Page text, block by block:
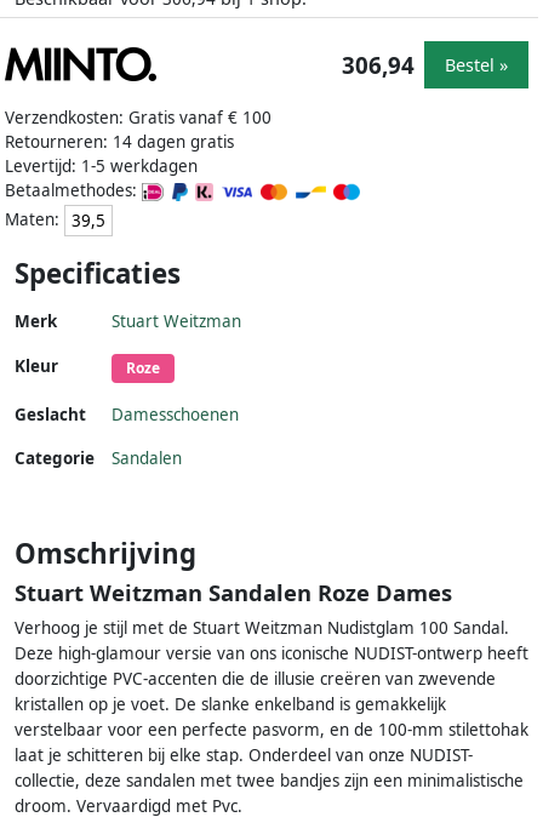
Verzendkosten: Gratis vanaf € 100
Retourneren: 14 dagen gratis
Levertijd: 1-5 werkdagen
Betaalmethodes:
Maten:
39,5
306,94 Bestel »
Specificaties
Merk Stuart Weitzman
Kleur Roze
Geslacht
Damesschoenen
Categorie
Sandalen
Omschrijving
Stuart Weitzman Sandalen Roze Dames
Verhoog je stijl met de Stuart Weitzman Nudistglam 100 Sandal.
Deze high-glamour versie van ons iconische NUDIST-ontwerp heeft
doorzichtige PVC-accenten die de illusie creëren van zwevende
kristallen op je voet. De slanke enkelband is gemakkelijk
verstelbaar voor een perfecte pasvorm, en de 100-mm stilettohak
laat je schitteren bij elke stap. Onderdeel van onze NUDIST-
collectie, deze sandalen met twee bandjes zijn een minimalistische
droom. Vervaardigd met Pvc.